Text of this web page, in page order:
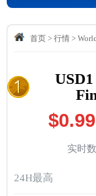
首页> 行情>
实时
24H最高